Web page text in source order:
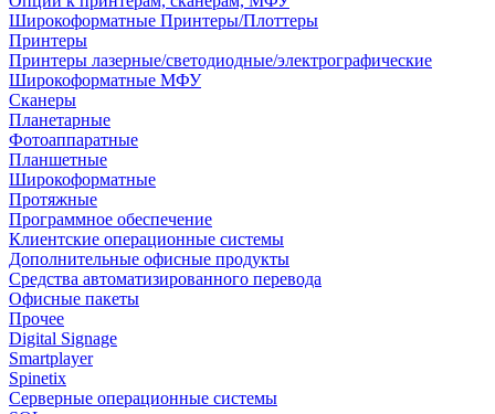
Широкоформатные Принтеры/Плоттеры
Принтеры
Принтеры лазерные/светодиодные/электрографические
Широкоформатные МФУ
Сканеры
Планетарные
Фотоаппаратные
Планшетные
Широкоформатные
Протяжные
Программное обеспечение
Клиентские операционные системы
Дополнительные офисные продукты
Средства автоматизированного перевода
Офисные пакеты
Прочее
Digital Signage
Smartplayer
Spinetix
Серверные операционные системы